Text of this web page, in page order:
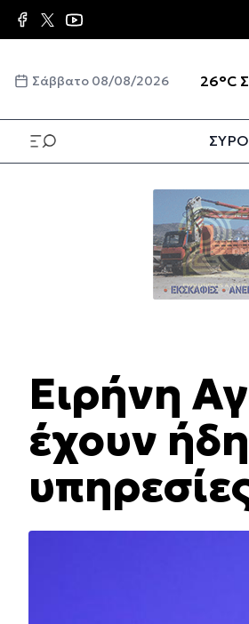
Παράκαμψη
προς
κυρίωςΣάββατο 08/08/2026 26°C
Ειρήνη
έχουν